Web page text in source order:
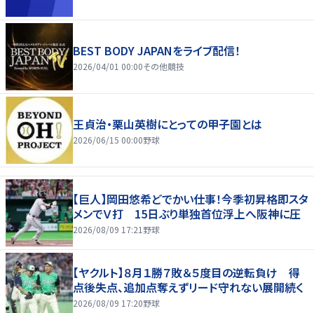
BEST BODY JAPANをライブ配信！
2026/04/01 00:00その他競技
王貞治・栗山英樹にとっての甲子園とは
2026/06/15 00:00野球
【巨人】岡田悠希どでかい仕事！今季初昇格即スタ
メンでＶ打 15日ぶり単独首位浮上へ阪神に圧
2026/08/09 17:21 野球
【ヤクルト】８月１勝７敗＆５度目の逆転負け 得
点後失点、追加点奪えずリード守れない展開続く
2026/08/09 17:20野球